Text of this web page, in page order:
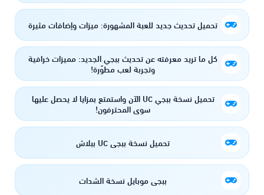
تحميل تحديث جديد للعبة المشهورة: ميزات وإضافات مثيرة
كل ما تريد معرفته عن تحديث ببجي الجديد: مميزات خرافية
وتجربة لعب مطوّرة!
تحميل نسخة ببجي UC الآن واستمتع بمزايا لا يحصل عليها
سوى المحترفون!
تحميل نسخة ببجي UC ببلاش
ببجي موبايل نسخة الشدات